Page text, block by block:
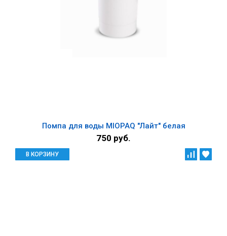
Помпа для воды MIOPAQ "Лайт" белая
750 руб.
В КОРЗИНУ